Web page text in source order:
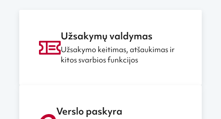
Užsakymų valdymas
Užsakymo keitimas, atšaukimas ir
kitos svarbios funkcijos
Verslo paskyra